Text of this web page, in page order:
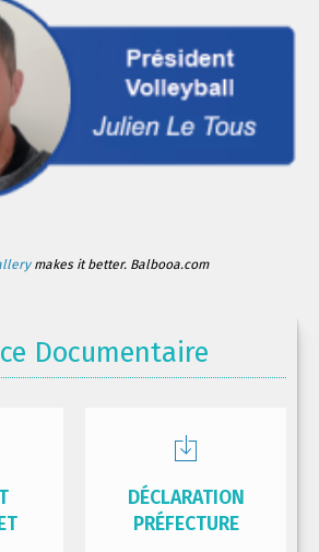
makes it better. Balbooa.com
Documentaire
DÉCLARATION
PRÉFECTURE